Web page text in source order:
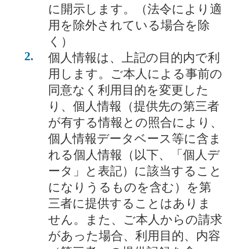
に開示します。（法令により適
用を除外されている場合を除
く）
2
個人情報は、上記の目的内で利
用します。ご本人による事前の
同意なく利用目的を変更した
り、個人情報（提供先の第三者
が有する情報との照合により、
個人情報データベース等に含ま
れる個人情報（以下、「個人デ
ータ」と表記）に該当すること
になりうるものを含む）を第
三者に提供することはありま
せん。また、ご本人からの請求
があった場合、利用目的、内容